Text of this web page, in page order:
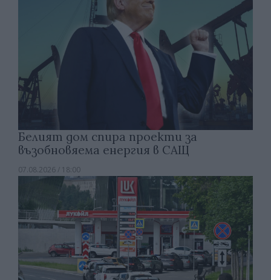
Белият дом спира проекти за
възобновяема енергия в САЩ
07.08.2026 / 18:00